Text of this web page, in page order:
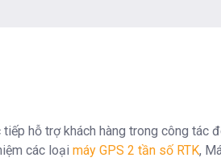
hỗ trợ khách hàng trong công tác
các loại máy GPS 2 tần số RTK,